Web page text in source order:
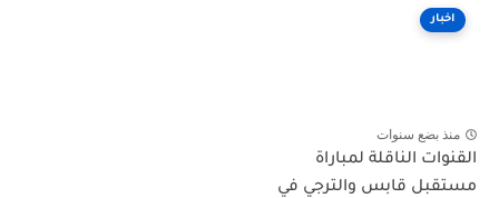
اخبار
منذ بضع سنوات
القنوات الناقلة لمباراة
مستقبل قابس والترجي في